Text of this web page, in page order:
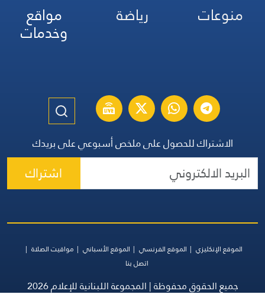
منوعات
رياضة مواقع
وخدمات
الاشتراك للحصول على ملخص أسبوعي على بريدك
اشتراك
الموقع الإنكليزي الموقع الفرنسي الموقع الأسباني
مواقيت الصلاة
اتصل بنا
جميع الحقوق محفوظة | المجموعة اللبنانية للإعلام 2026